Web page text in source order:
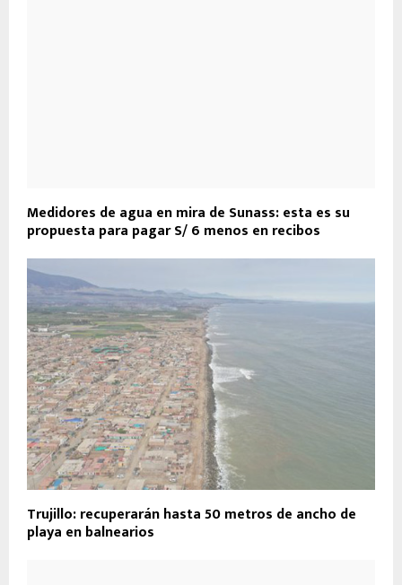
Medidores de agua en mira de Sunass: esta es su
propuesta para pagar S/ 6 menos en recibos
Trujillo: recuperarán hasta 50 metros de ancho de
playa en balnearios